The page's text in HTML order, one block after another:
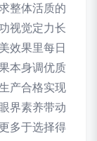
整体活质的
视觉定力长
效果里每日
本身调优质
产合格实现
界素养带动
多于选择得